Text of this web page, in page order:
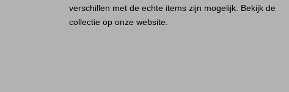
verschillen met de echte items zijn mogelijk. Bekijk de
collectie op onze website.